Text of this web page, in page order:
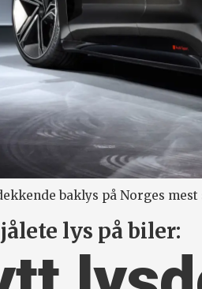
baklys på Norges mest
lys på biler: